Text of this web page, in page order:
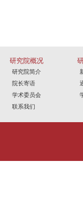
研究院概况
研究院简介
院长寄语
学术委员会
联系我们